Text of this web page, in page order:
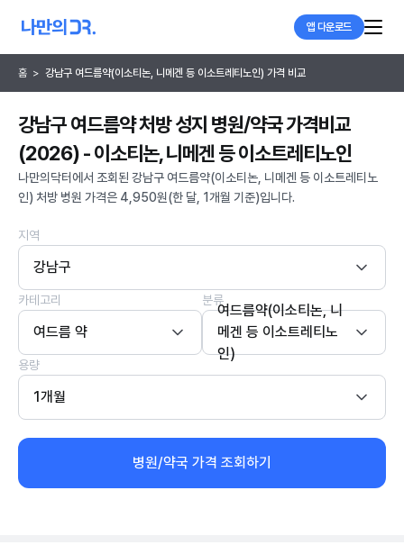
앱 다운로드
홈 > 강남구 여드름약(이소티논, 니메겐 등 이소트레티노인) 가격 비교
강남구 여드름약 처방 성지 병원/약국 가격비교
(2026) - 이소티논, 니메겐 등 이소트레티노인
나만의닥터에서 조회된 강남구 여드름약(이소티논, 니메겐 등 이소트레티노
인) 처방 병원 가격은 4,950원(한 달, 1개월 기준)입니다.
지역
강남구
카테고리
여드름 약
분류
여드름약(이소티논, 니
메겐 등 이소트레티노
인)
용량
1개월
병원/약국 가격 조회하기